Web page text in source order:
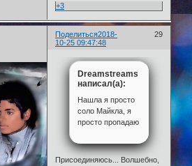
+3
Поделиться 29
2018-
10-25 09:47:48
Dreamstreams
написал(а):
Нашла я просто
соло Майкла, я
просто пропадаю
Присоединяюсь... Волшебно,